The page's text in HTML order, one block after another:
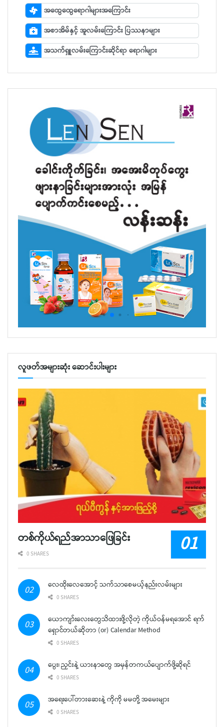
အထွေထွေရောဂါများအကြောင်း
အစာအိမ်နှင့် အူလမ်းကြောင်း ပြဿနာများ
အသက်ရှူလမ်းကြောင်းဆိုင်ရာ ရောဂါများ
လူဖတ်အများဆုံး ဆောင်းပါးများ
တစ်ကိုယ်ရည်အာသာဖြေခြင်း
0 SHARES
လေထိုးလေအောင့် သက်သာစေမယ့်နည်းလမ်းများ
0 SHARES
ယောကျာ်းလေးတွေသိထားဖို့လိုတဲ့ ကိုယ်ဝန်မရအောင် ရက်
ရှောင်တယ်ဆိုတာ (or) Calendar Method
0 SHARES
ပွေး၊ ညှင်းနဲ့ ယားနာတွေ အမှန်တကယ်ပျောက်ဖို့ဆိုရင်
0 SHARES
အရေးပေါ်တားဆေးနဲ့ ကိုကို မမတို့ အမေးများ
0 SHARES